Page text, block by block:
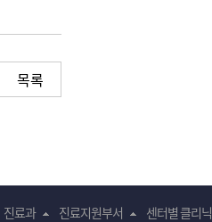
목록
진료과 진료지원부서 센터별 클리닉